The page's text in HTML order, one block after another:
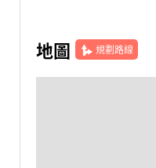
地圖 規劃路線